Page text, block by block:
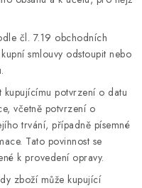
čl. 7.19 obchodních
smlouvy odstoupit nebo
potvrzení o datu
včetně potvrzení o
trvání, případně písemné
Tato povinnost se
k provedení opravy.
zboží může kupující